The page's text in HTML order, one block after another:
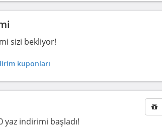
sizi bekliyor!
kuponları
indirimi başladı!